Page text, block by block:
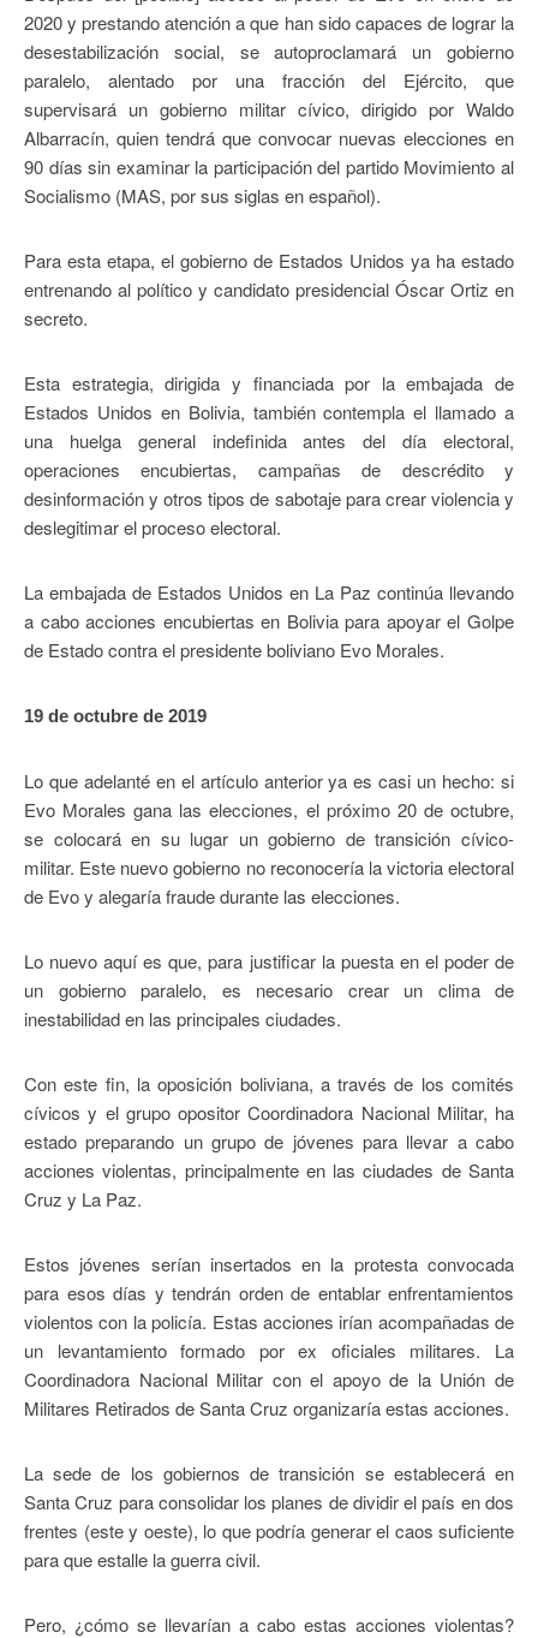
2020 y prestando atención a que han sido capaces de lograr la
desestabilización social, se autoproclamará un gobierno
paralelo, alentado por una fracción del Ejército, que
supervisará un gobierno militar cívico, dirigido por Waldo
Albarracín, quien tendrá que convocar nuevas elecciones en
90 días sin examinar la participación del partido Movimiento al
Socialismo (MAS, por sus siglas en español).
Para esta etapa, el gobierno de Estados Unidos ya ha estado
entrenando al político y candidato presidencial Óscar Ortiz en
secreto.
Esta estrategia, dirigida y financiada por la embajada de
Estados Unidos en Bolivia, también contempla el llamado a
una huelga general indefinida antes del día electoral,
operaciones encubiertas, campañas de descrédito y
desinformación y otros tipos de sabotaje para crear violencia y
deslegitimar el proceso electoral.
La embajada de Estados Unidos en La Paz continúa llevando
a cabo acciones encubiertas en Bolivia para apoyar el Golpe
de Estado contra el presidente boliviano Evo Morales.
19 de octubre de 2019
Lo que adelanté en el artículo anterior ya es casi un hecho: si
Evo Morales gana las elecciones, el próximo 20 de octubre,
se colocará en su lugar un gobierno de transición cívico-
militar. Este nuevo gobierno no reconocería la victoria electoral
de Evo y alegaría fraude durante las elecciones.
Lo nuevo aquí es que, para justificar la puesta en el poder de
un gobierno paralelo, es necesario crear un clima de
inestabilidad en las principales ciudades.
Con este fin, la oposición boliviana, a través de los comités
cívicos y el grupo opositor Coordinadora Nacional Militar, ha
estado preparando un grupo de jóvenes para llevar a cabo
acciones violentas, principalmente en las ciudades de Santa
Cruz y La Paz.
Estos jóvenes serían insertados en la protesta convocada
para esos días y tendrán orden de entablar enfrentamientos
violentos con la policía. Estas acciones irían acompañadas de
un levantamiento formado por ex oficiales militares. La
Coordinadora Nacional Militar con el apoyo de la Unión de
Militares Retirados de Santa Cruz organizaría estas acciones.
La sede de los gobiernos de transición se establecerá en
Santa Cruz para consolidar los planes de dividir el país en dos
frentes (este y oeste), lo que podría generar el caos suficiente
para que estalle la guerra civil.
Pero, ¿cómo se llevarían a cabo estas acciones violentas?